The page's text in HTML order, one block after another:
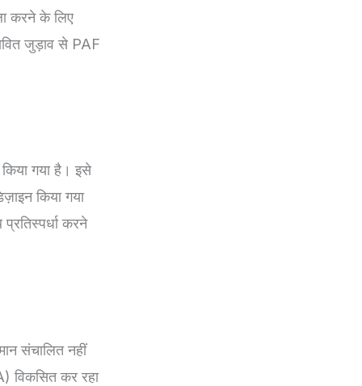
करने के लिए
जुड़ाव से PAF
किया गया है। इसे
किया गया
करने
संचालित नहीं
विकसित कर रहा